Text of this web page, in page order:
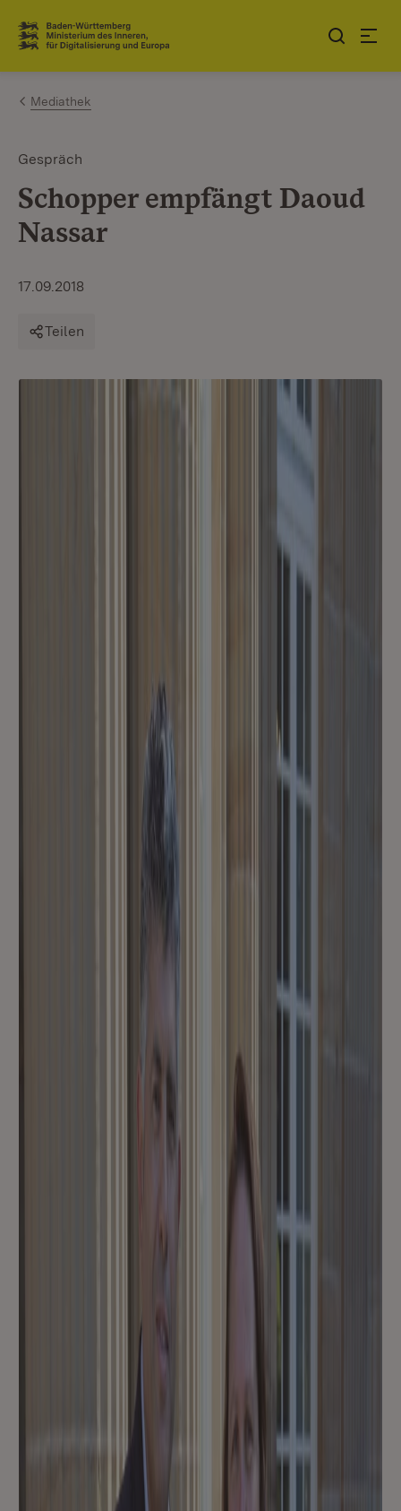
Zum Inhalt springen
Link zur Startseite
Mediathek
Gespräch
Schopper empfängt Daoud
Nassar
17.09.2018
Teilen